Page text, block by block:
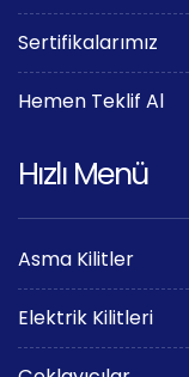
Sertifikalarımız
Hemen Teklif Al
Hızlı Menü
Asma Kilitler
Elektrik Kilitleri